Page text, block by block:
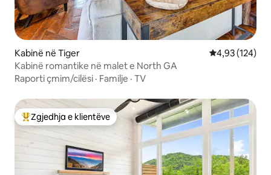
Kabinë në Tiger Vlerësimi
4,93 (124)
Kabinë romantike në malet e North GA
Raporti çmim/cilësi · Familje · TV
Më të mirat e zgjedhjeve të klientëve
Zgjedhja e klientëve